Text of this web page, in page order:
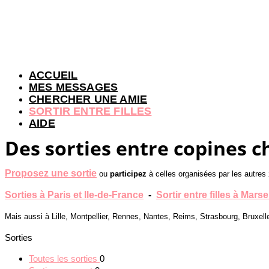
ACCUEIL
MES MESSAGES
CHERCHER UNE AMIE
SORTIR ENTRE FILLES
AIDE
Des sorties entre copines
Proposez une sortie ou participez à celles organisées par les autres
Sorties à Paris et Ile-de-France - Sortir entre filles à
Mais aussi à Lille, Montpellier, Rennes, Nantes, Reims, Strasbourg,
Sorties
Toutes les sorties 0